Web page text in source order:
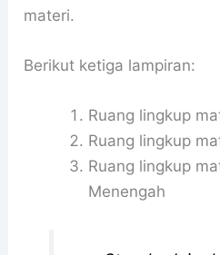
materi.
Berikut ketiga lampiran:
Ruang lingkup
Ruang lingkup
Ruang lingkup
Menengah